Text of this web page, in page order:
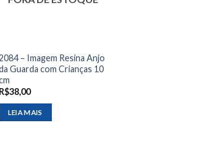
– Imagem Resina Anjo
Guarda com Crianças 10
R$38,00
LEIA MAIS